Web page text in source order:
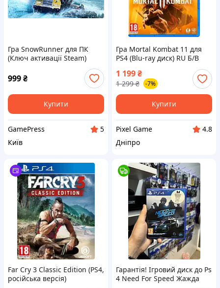
Гра SnowRunner для ПК
(Ключ активації Steam)
999₴
Купити
GamePress
5
Київ
Гра Mortal Kombat 11 для
PS4 (Blu-ray диск) RU Б/В
1 199₴
1 299 ₴ -7%
Купити
Pixel Game
4.8
Дніпро
Far Cry 3 Classic Edition (PS4,
російська версія)
Гарантія! Ігровий диск до Ps
4 Need For Speed Жажда